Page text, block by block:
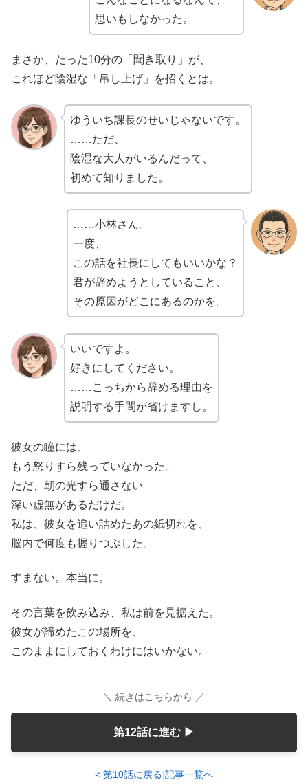
思いもしなかった。
まさか、たった10分の「聞き取り」が、
これほど陰湿な「吊し上げ」を招くとは。
ゆういち課長のせいじゃないです。
……ただ、
陰湿な大人がいるんだって、
初めて知りました。
……小林さん。
一度、
この話を社長にしてもいいかな？
君が辞めようとしていること、
その原因がどこにあるのかを。
いいですよ。
好きにしてください。
……こっちから辞める理由を
説明する手間が省けますし。
彼女の瞳には、
もう怒りすら残っていなかった。
ただ、朝の光すら通さない
深い虚無があるだけだ。
私は、彼女を追い詰めたあの紙切れを、
脳内で何度も握りつぶした。
すまない。本当に。
その言葉を飲み込み、私は前を見据えた。
彼女が諦めたこの場所を、
このままにしておくわけにはいかない。
＼ 続きはこちらから ／
第12話に進む ▶︎
< 第10話に戻る|記事一覧へ